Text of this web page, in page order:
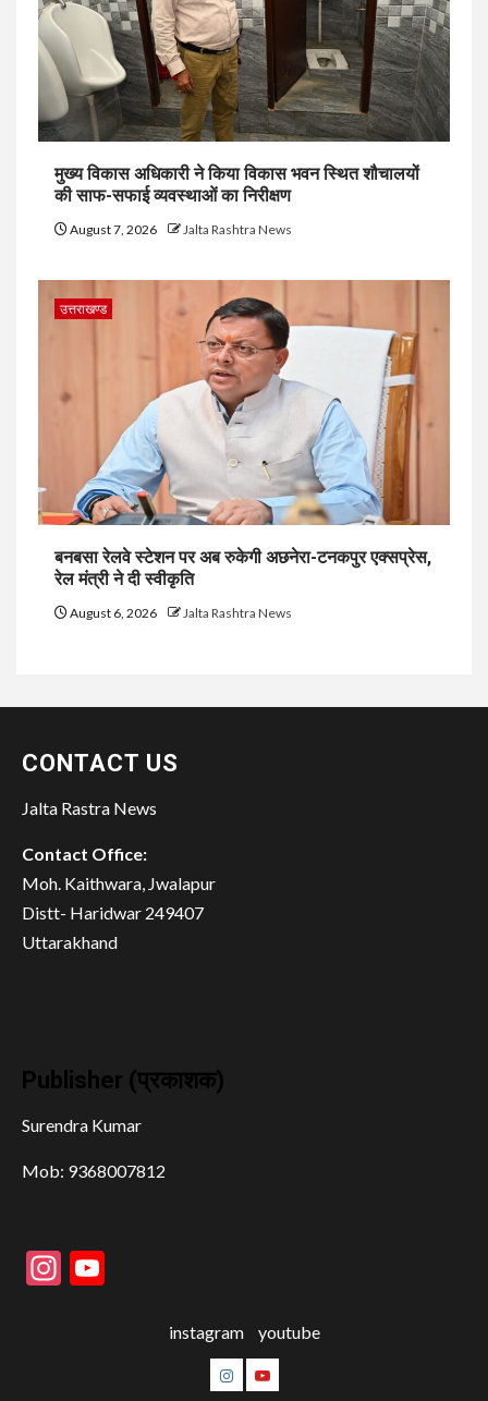
मुख्य विकास अधिकारी ने किया विकास भवन स्थित शौचालयों
की साफ-सफाई व्यवस्थाओं का निरीक्षण
August 7, 2026 Jalta Rashtra News
उत्तराखण्ड
बनबसा रेलवे स्टेशन पर अब रुकेगी अछनेरा-टनकपुर एक्सप्रेस,
रेल मंत्री ने दी स्वीकृति
August 6, 2026 Jalta Rashtra News
CONTACT US
Jalta Rastra News
Contact Office:
Moh. Kaithwara, Jwalapur
Distt- Haridwar 249407
Uttarakhand
Publisher (प्रकाशक)
Surendra Kumar
Mob: 9368007812
Instagram
instagram youtube
instagram
youtube